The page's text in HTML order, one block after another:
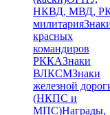
НКВД, МВД,
милитария
красных
командиров
РККАЗнаки
ВЛКСМЗнаки
железной
(НКПС и
МПС)Награды,